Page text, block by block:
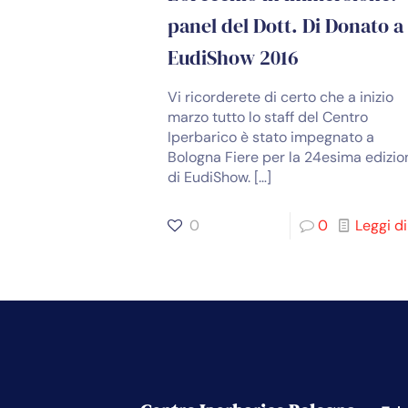
panel del Dott. Di Donato a
EudiShow 2016
Vi ricorderete di certo che a inizio
marzo tutto lo staff del Centro
Iperbarico è stato impegnato a
Bologna Fiere per la 24esima
di EudiShow. […]
0 0 Leggi